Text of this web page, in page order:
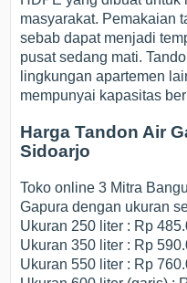
masyarakat. Pemakaian
sebab dapat menjadi
pusat sedang mati.
lingkungan apartemen
mempunyai kapasitas
Harga Tandon Air
Sidoarjo
Toko online 3 Mitra
Gapura dengan ukuran
Ukuran 250 liter : Rp
Ukuran 350 liter : Rp
Ukuran 550 liter : Rp